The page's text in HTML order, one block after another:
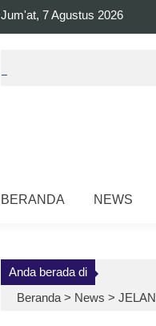
Jum'at, 7 Agustus 2026
BERANDA NEWS
Anda berada di
Beranda > News >